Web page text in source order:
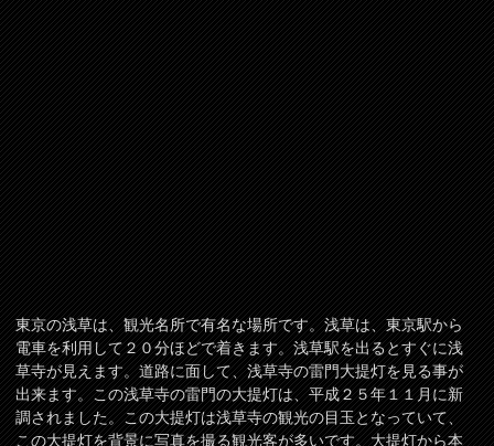
東京の浅草は、観光名所で有名な場所です。浅草は、東京駅から
電車を利用して２０分ほどで着きます。浅草駅を出るとすぐに浅
草寺が見えます。道路に面して、浅草寺の雷門大提灯を見る事が
出来ます。この浅草寺の雷門の大提灯は、平成２５年１１月に新
調されました。この大提灯は浅草寺の観光の目玉となっていて、
この大提灯を背景に写真を撮る観光客が多いです。大提灯から本